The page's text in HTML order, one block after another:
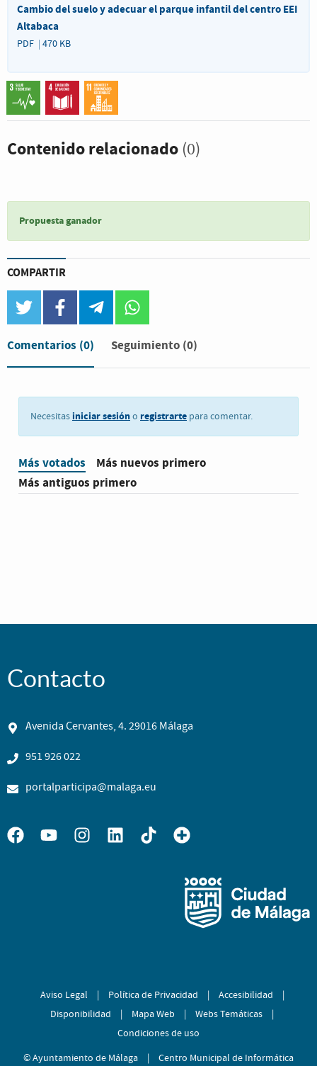
Cambio del suelo y adecuar el parque infantil del centro EEI
Altabaca
PDF 470 KB
Contenido relacionado (0)
Propuesta ganador
COMPARTIR
twitter facebook telegram
Comentarios (0) Seguimiento (0)
Necesitas iniciar sesióno registrarte para comentar.
Más votados
Más nuevos primero
Más antiguos primero
Contacto
Avenida Cervantes, 4. 29016 Málaga
951 926 022
portalparticipa@malaga.eu
Aviso Legal | Política de Privacidad | Accesibilidad
|
Disponibilidad
| Mapa Web | Webs Temáticas
|
Condiciones de uso
© Ayuntamiento de Málaga
| Centro Municipal de Informática